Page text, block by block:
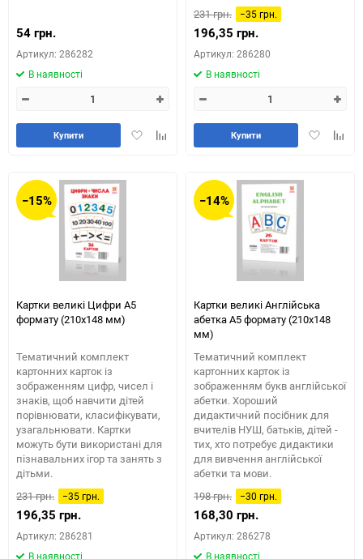
54 грн.
Артикул: 286282
В наявності
ДодатиДодайте
порівняння
Купити
231 грн.
−35 грн.
196,35 грн.
Артикул: 286280
В наявності
Додати
Купити
−15%
Картки великі Цифри А5
формату (210х148 мм)
Тематичний комплект
картонних карток із
зображенням цифр, чисел і
знаків, щоб навчити дітей
порівнювати, класифікувати,
узагальнювати. Картки
можуть бути використані для
пізнавальних ігор та занять з
дітьми.
231 грн.
−35 грн.
196,35 грн.
Артикул: 286281
В наявності
−14%
Картки великі Англійська
абетка А5 формату (210х148
мм)
Тематичний комплект
картонних карток із
зображенням букв англійської
абетки. Хороший
дидактичний посібник для
вчителів НУШ, батьків, дітей -
тих, хто потребує дидактики
для вивчення англійської
абетки та мови.
198 грн.
−30 грн.
168,30 грн.
Артикул: 286278
В наявності